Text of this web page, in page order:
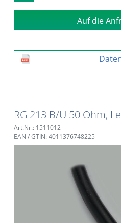
Auf die
RG 213 B/U 50 Ohm,
Art.Nr.: 1511012
EAN / GTIN: 4011376748225